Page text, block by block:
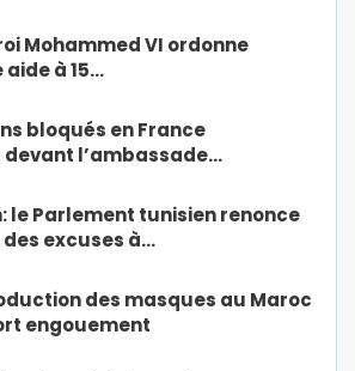
Mohammed VI ordonne
aide à 15…
bloqués en France
l’ambassade…
le Parlement tunisien renonce
excuses à…
des masques au Maroc
engouement